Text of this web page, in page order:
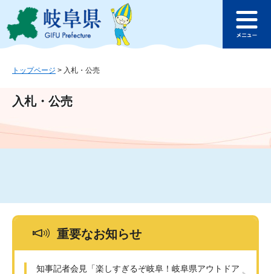
ジ
ュ
文
このページの本文へ
ュ
トップページ > 入札・公売
入札・公売
重要なお知らせ
知事記者会見「楽しすぎるぞ岐阜！岐阜県アウトドア